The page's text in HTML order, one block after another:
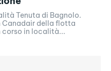
Tenuta di Bagnolo.
Canadair della flotta
in corso in località...